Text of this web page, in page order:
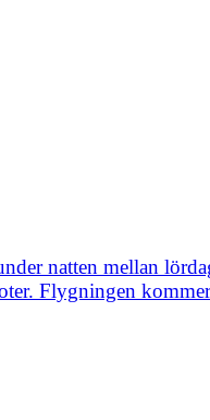
natten mellan
Flygningen